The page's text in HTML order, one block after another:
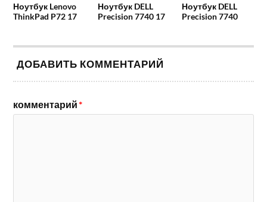
Ноутбук Lenovo
ThinkPad P72 17
Ноутбук DELL
Precision 7740 17
Ноутбук DELL
Precision 7740
ДОБАВИТЬ КОММЕНТАРИЙ
комментарий*